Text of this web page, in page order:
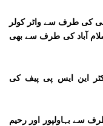
کی طرف سے واٹر کولر
آباد کی طرف سے بھی
این ایس پی پیف کی
سے بہاولپور اور رحیم